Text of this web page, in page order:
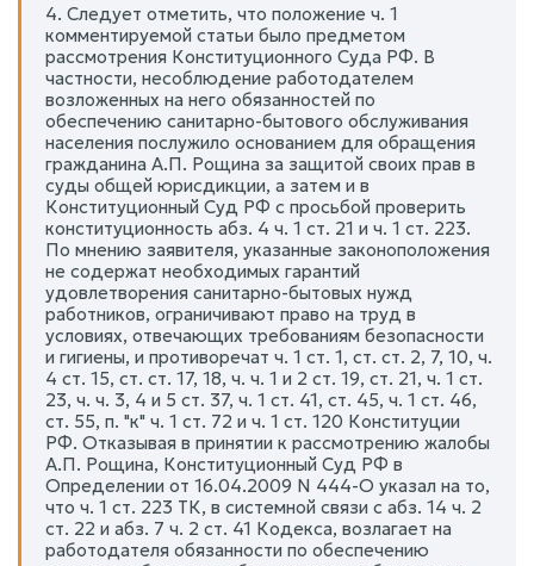
4. Следует отметить, что положение ч. 1
комментируемой статьи было предметом
рассмотрения Конституционного Суда РФ. В
частности, несоблюдение работодателем
возложенных на него обязанностей по
обеспечению санитарно-бытового обслуживания
населения послужило основанием для обращения
гражданина А.П. Рощина за защитой своих прав в
суды общей юрисдикции, а затем и в
Конституционный Суд РФ с просьбой проверить
конституционность абз. 4 ч. 1 ст. 21 и ч. 1 ст. 223.
По мнению заявителя, указанные законоположения
не содержат необходимых гарантий
удовлетворения санитарно-бытовых нужд
работников, ограничивают право на труд в
условиях, отвечающих требованиям безопасности
и гигиены, и противоречат ч. 1 ст. 1, ст. ст. 2, 7, 10, ч.
4 ст. 15, ст. ст. 17, 18, ч. ч. 1 и 2 ст. 19, ст. 21, ч. 1 ст.
23, ч. ч. 3, 4 и 5 ст. 37, ч. 1 ст. 41, ст. 45, ч. 1 ст. 46,
ст. 55, п. "к" ч. 1 ст. 72 и ч. 1 ст. 120 Конституции
РФ. Отказывая в принятии к рассмотрению жалобы
А.П. Рощина, Конституционный Суд РФ в
Определении от 16.04.2009 N 444-О указал на то,
что ч. 1 ст. 223 ТК, в системной связи с абз. 14 ч. 2
ст. 22 и абз. 7 ч. 2 ст. 41 Кодекса, возлагает на
работодателя обязанности по обеспечению